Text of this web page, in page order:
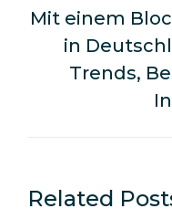
Mit einem
in
Trends,
Related